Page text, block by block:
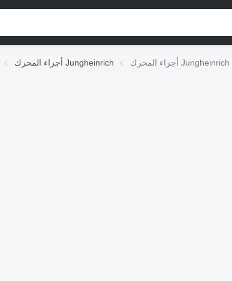
أجزاء المحرك Jungheinrich